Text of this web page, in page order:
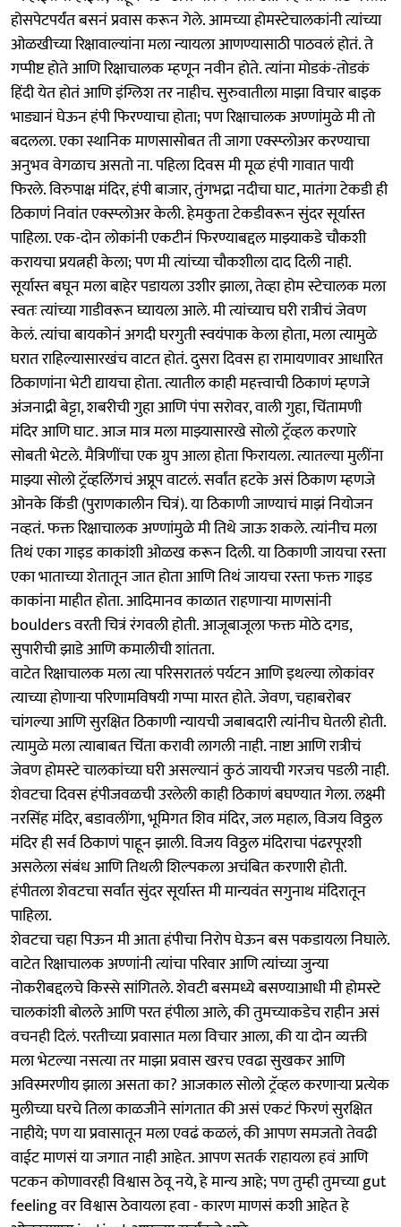
होसपेटपर्यंत बसनं प्रवास करून गेले. आमच्या होमस्टेचालकांनी त्यांच्या
ओळखीच्या रिक्षावाल्यांना मला न्यायला आणण्यासाठी पाठवलं होतं. ते
गप्पीष्ट होते आणि रिक्षाचालक म्हणून नवीन होते. त्यांना मोडकं-तोडकं
हिंदी येत होतं आणि इंग्लिश तर नाहीच. सुरुवातीला माझा विचार बाइक
भाड्यानं घेऊन हंपी फिरण्याचा होता; पण रिक्षाचालक अण्णांमुळे मी तो
बदलला. एका स्थानिक माणसासोबत ती जागा एक्स्प्लोअर करण्याचा
अनुभव वेगळाच असतो ना. पहिला दिवस मी मूळ हंपी गावात पायी
फिरले. विरुपाक्ष मंदिर, हंपी बाजार, तुंगभद्रा नदीचा घाट, मातंगा टेकडी ही
ठिकाणं निवांत एक्स्प्लोअर केली. हेमकुता टेकडीवरून सुंदर सूर्यास्त
पाहिला. एक-दोन लोकांनी एकटीनं फिरण्याबद्दल माझ्याकडे चौकशी
करायचा प्रयत्नही केला; पण मी त्यांच्या चौकशीला दाद दिली नाही.
सूर्यास्त बघून मला बाहेर पडायला उशीर झाला, तेव्हा होम स्टेचालक मला
स्वतः त्यांच्या गाडीवरून घ्यायला आले. मी त्यांच्याच घरी रात्रीचं जेवण
केलं. त्यांचा बायकोनं अगदी घरगुती स्वयंपाक केला होता, मला त्यामुळे
घरात राहिल्यासारखंच वाटत होतं. दुसरा दिवस हा रामायणावर आधारित
ठिकाणांना भेटी द्यायचा होता. त्यातील काही महत्त्वाची ठिकाणं म्हणजे
अंजनाद्री बेट्टा, शबरीची गुहा आणि पंपा सरोवर, वाली गुहा, चिंतामणी
मंदिर आणि घाट. आज मात्र मला माझ्यासारखे सोलो ट्रॅव्हल करणारे
सोबती भेटले. मैत्रिणींचा एक ग्रुप आला होता फिरायला. त्यातल्या मुलींना
माझ्या सोलो ट्रॅव्हलिंगचं अप्रूप वाटलं. सर्वांत हटके असं ठिकाण म्हणजे
ओनके किंडी (पुराणकालीन चित्रं). या ठिकाणी जाण्याचं माझं नियोजन
नव्हतं. फक्त रिक्षाचालक अण्णांमुळे मी तिथे जाऊ शकले. त्यांनीच मला
तिथं एका गाइड काकांशी ओळख करून दिली. या ठिकाणी जायचा रस्ता
एका भाताच्या शेतातून जात होता आणि तिथं जायचा रस्ता फक्त गाइड
काकांना माहीत होता. आदिमानव काळात राहणाऱ्या माणसांनी
boulders वरती चित्रं रंगवली होती. आजूबाजूला फक्त मोठे दगड,
सुपारीची झाडे आणि कमालीची शांतता.
वाटेत रिक्षाचालक मला त्या परिसरातलं पर्यटन आणि इथल्या लोकांवर
त्याच्या होणाऱ्या परिणामविषयी गप्पा मारत होते. जेवण, चहाबरोबर
चांगल्या आणि सुरक्षित ठिकाणी न्यायची जबाबदारी त्यांनीच घेतली होती.
त्यामुळे मला त्याबाबत चिंता करावी लागली नाही. नाष्टा आणि रात्रीचं
जेवण होमस्टे चालकांच्या घरी असल्यानं कुठं जायची गरजच पडली नाही.
शेवटचा दिवस हंपीजवळची उरलेली काही ठिकाणं बघण्यात गेला. लक्ष्मी
नरसिंह मंदिर, बडावलींगा, भूमिगत शिव मंदिर, जल महाल, विजय विठ्ठल
मंदिर ही सर्व ठिकाणं पाहून झाली. विजय विठ्ठल मंदिराचा पंढरपूरशी
असलेला संबंध आणि तिथली शिल्पकला अचंबित करणारी होती.
हंपीतला शेवटचा सर्वांत सुंदर सूर्यास्त मी मान्यवंत सगुनाथ मंदिरातून
पाहिला.
शेवटचा चहा पिऊन मी आता हंपीचा निरोप घेऊन बस पकडायला निघाले.
वाटेत रिक्षाचालक अण्णांनी त्यांचा परिवार आणि त्यांच्या जुन्या
नोकरीबद्दलचे किस्से सांगितले. शेवटी बसमध्ये बसण्याआधी मी होमस्टे
चालकांशी बोलले आणि परत हंपीला आले, की तुमच्याकडेच राहीन असं
वचनही दिलं. परतीच्या प्रवासात मला विचार आला, की या दोन व्यक्ती
मला भेटल्या नसत्या तर माझा प्रवास खरच एवढा सुखकर आणि
अविस्मरणीय झाला असता का? आजकाल सोलो ट्रॅव्हल करणाऱ्या प्रत्येक
मुलीच्या घरचे तिला काळजीने सांगतात की असं एकटं फिरणं सुरक्षित
नाहीये; पण या प्रवासातून मला एवढं कळलं, की आपण समजतो तेवढी
वाईट माणसं या जगात नाही आहेत. आपण सतर्क राहायला हवं आणि
पटकन कोणावरही विश्वास ठेवू नये, हे मान्य आहे; पण तुम्ही तुमच्या gut
feeling वर विश्वास ठेवायला हवा - कारण माणसं कशी आहेत हे